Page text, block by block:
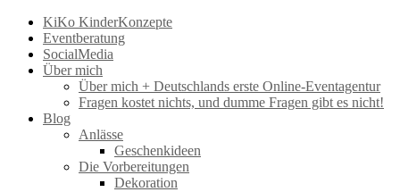
KiKo KinderKonzepte
Eventberatung
SocialMedia
Über mich
Über mich + Deutschlands erste Online-Eventagentur
Fragen kostet nichts, und dumme Fragen gibt es nicht!
Blog
Anlässe
Geschenkideen
Die Vorbereitungen
Dekoration